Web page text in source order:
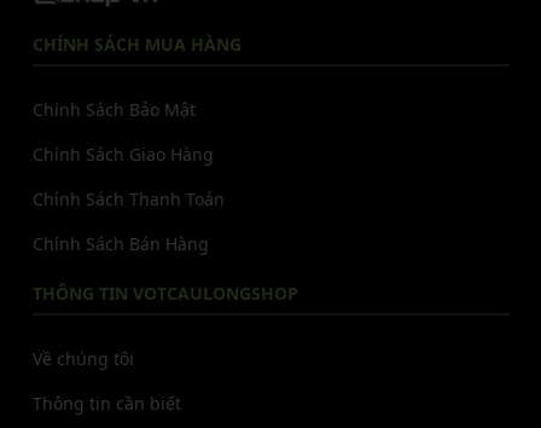
CHÍNH SÁCH MUA HÀNG
Chính Sách Bảo Mật
Chính Sách Giao Hàng
Chính Sách Thanh Toán
Chính Sách Bán Hàng
THÔNG TIN VOTCAULONGSHOP
Về chúng tôi
Thông tin cần biết